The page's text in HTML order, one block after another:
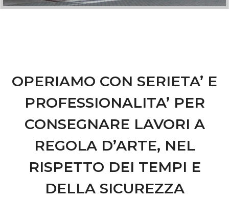
OPERIAMO CON SERIETA’ E
PROFESSIONALITA’ PER
CONSEGNARE LAVORI A
REGOLA D’ARTE, NEL
RISPETTO DEI TEMPI E
DELLA SICUREZZA